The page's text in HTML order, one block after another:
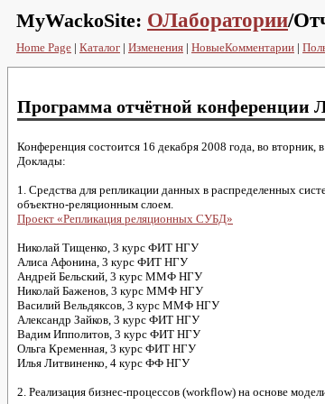
MyWackoSite: ОЛаборатории/
Home Page | Каталог | Изменения | НовыеКомментарии |
Программа отчётной конференции
Конференция состоится 16 декабря 2008 года, во
Доклады:
1. Средства для репликации данных в распределенных
объектно-реляционным слоем.
Проект «Репликация реляционных СУБД»
Николай Тищенко, 3 курс ФИТ НГУ
Алиса Афонина, 3 курс ФИТ НГУ
Андрей Бельский, 3 курс ММФ НГУ
Николай Баженов, 3 курс ММФ НГУ
Василий Вельдяксов, 3 курс ММФ НГУ
Александр Зайков, 3 курс ФИТ НГУ
Вадим Ипполитов, 3 курс ФИТ НГУ
Ольга Кременная, 3 курс ФИТ НГУ
Илья Литвиненко, 4 курс ФФ НГУ
2. Реализация бизнес-процессов (workflow) на основе